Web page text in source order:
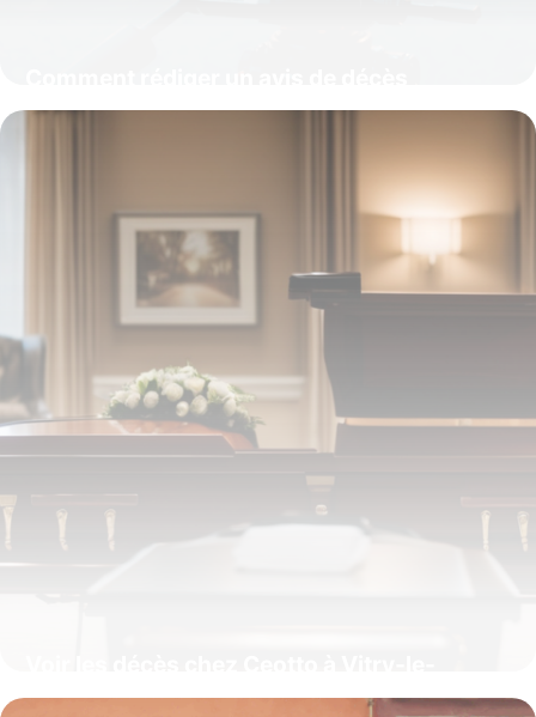
respectueux : modèles et conseils
François : mode d’emploi